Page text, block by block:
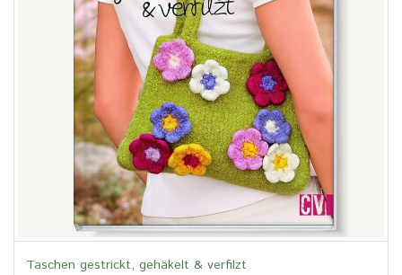
Taschen gestrickt, gehäkelt & verfilzt